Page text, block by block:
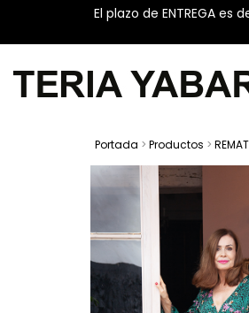
El plazo de ENTREGA es
Portada > Productos >